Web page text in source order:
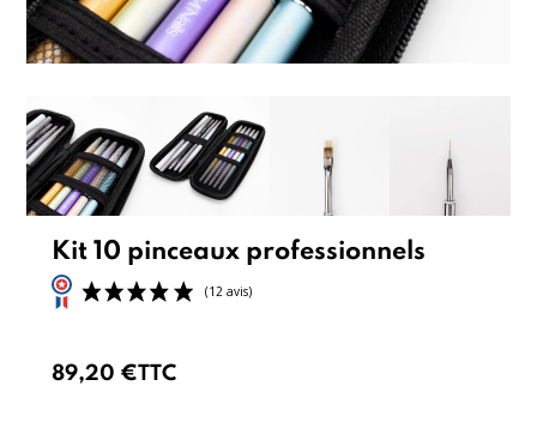
Kit 10 pinceaux professionnels
89,20 €TTC